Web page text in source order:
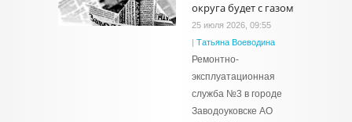
округа будет с газом
25 июля 2026, 09:55
| Татьяна Воеводина
Ремонтно-
эксплуатационная
служба №3 в городе
Заводоуковске АО